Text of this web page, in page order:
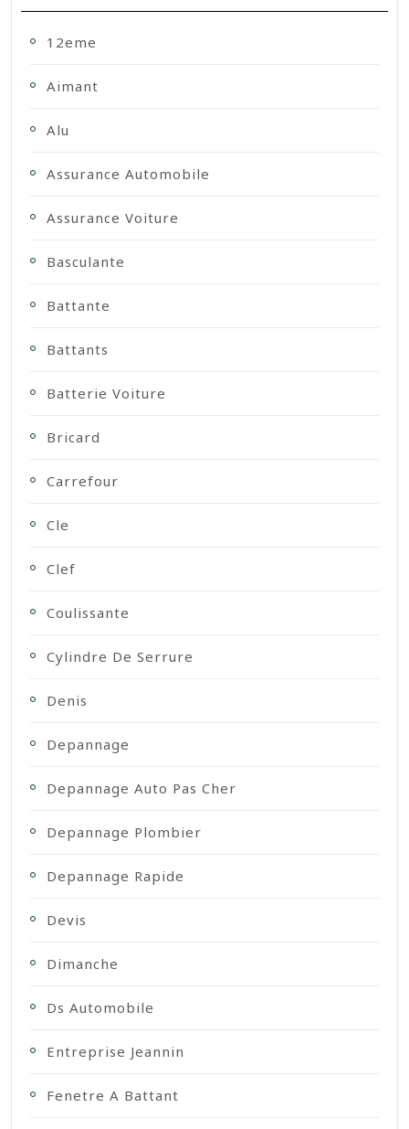
12eme
Aimant
Alu
Assurance Automobile
Assurance Voiture
Basculante
Battante
Battants
Batterie Voiture
Bricard
Carrefour
Cle
Clef
Coulissante
Cylindre De Serrure
Denis
Depannage
Depannage Auto Pas Cher
Depannage Plombier
Depannage Rapide
Devis
Dimanche
Ds Automobile
Entreprise Jeannin
Fenetre A Battant